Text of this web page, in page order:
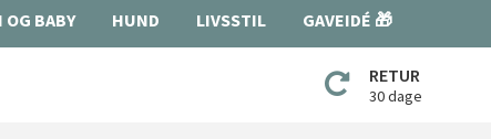
BABY HUND LIVSSTIL GAVEIDÉ 🎁
RETUR
30 dage